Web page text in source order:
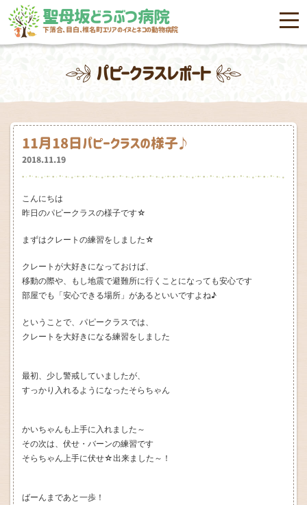
聖母坂どうぶつ病院
下落合、目白、椎名町エリアのイヌとネコの動物病院 menu
パピークラスレポート
11月18日パピークラスの様子♪
2018.11.19
こんにちは
昨日のパピークラスの様子です☆
まずはクレートの練習をしました☆
クレートが大好きになっておけば、
移動の際や、もし地震で避難所に行くことになっても安心です
部屋でも「安心できる場所」があるといいですよね♪
ということで、パピークラスでは、
クレートを大好きになる練習をしました
最初、少し警戒していましたが、
すっかり入れるようになったそらちゃん
かいちゃんも上手に入れました～
その次は、伏せ・バーンの練習です
そらちゃん上手に伏せ☆出来ました～！
ばーんまであと一歩！